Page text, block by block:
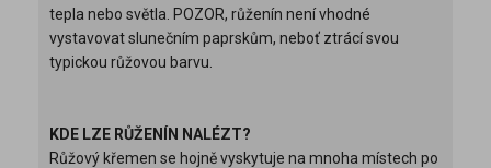
tepla nebo světla. POZOR, růženín není vhodné
vystavovat slunečním paprskům, neboť ztrácí svou
typickou růžovou barvu.
KDE LZE RŮŽENÍN NALÉZT?
Růžový křemen se hojně vyskytuje na mnoha místech po